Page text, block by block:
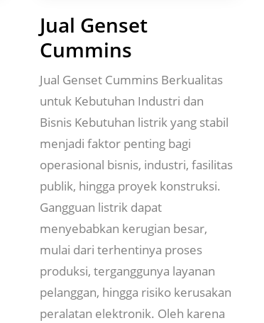
Jual Genset
Cummins
Jual Genset Cummins Berkualitas
untuk Kebutuhan Industri dan
Bisnis Kebutuhan listrik yang stabil
menjadi faktor penting bagi
operasional bisnis, industri, fasilitas
publik, hingga proyek konstruksi.
Gangguan listrik dapat
menyebabkan kerugian besar,
mulai dari terhentinya proses
produksi, terganggunya layanan
pelanggan, hingga risiko kerusakan
peralatan elektronik. Oleh karena